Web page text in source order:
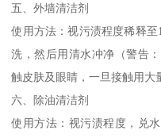
五、外墙清洁剂
使用方法：视污渍程度稀释
洗，然后用清水冲净（警告
触皮肤及眼睛，一旦接触用大
六、除油清洁剂
使用方法：视污渍程度，兑